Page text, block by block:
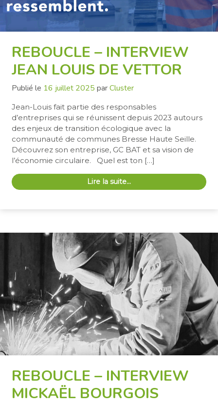
REBOUCLE – INTERVIEW
JEAN LOUIS DE VETTOR
Publié le 16 juillet 2025 parCluster
Jean-Louis fait partie des responsables
d’entreprises qui se réunissent depuis 2023 autours
des enjeux de transition écologique avec la
communauté de communes Bresse Haute Seille.
Découvrez son entreprise, GC BAT et sa vision de
l’économie circulaire. Quel est ton […]
Lire la suite…
REBOUCLE – INTERVIEW
MICKAËL BOURGOIS